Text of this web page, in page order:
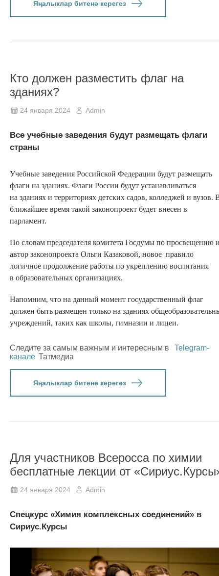
Яңалыклар битенә керегез
Кто должен разместить флаг на
зданиях?
24 января 2024 Admin
Все учебные заведения будут размещать флаги
страны
Учебные заведения Российской Федерации будут размещать
флаги на зданиях. Флаги России будут устанавливаться
на зданиях и территориях детских садов, колледжей и вузов.
ближайшее время такой законопроект будет внесен в
парламент.
По словам председателя комитета Госдумы по просвещению
автор законопроекта Ольги Казаковой, новое правило
логичное продолжение работы по укреплению воспитания
в образовательных организациях.
Напомним, что на данный момент государственный флаг
должен быть размещен только на зданиях
учреждений, таких как школы, гимназии и лицеи.
Следите за самым важным и интересным в
Telegram-
канале Татмедиа
Яңалыклар битенә керегез
Для участников Всеросса по химии
бесплатные лекции от
24 января 2024 Admin
Спецкурс «Химия комплексных соединений» в
Сириус.Курсы